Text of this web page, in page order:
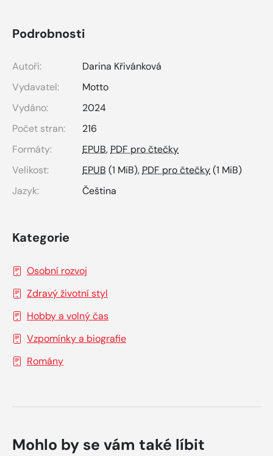
Podrobnosti
Autoři:
Darina Křivánková
Vydavatel:
Motto
Vydáno:
2024
Počet stran:
216
Formáty:
EPUB,PDF pro čtečky
Velikost:
EPUB (1 MiB),PDF pro čtečky(1 MiB)
Jazyk:
Čeština
Kategorie
Osobní rozvoj
Zdravý životní styl
Hobby a volný čas
Vzpomínky a biografie
Romány
Mohlo by se vám také líbit